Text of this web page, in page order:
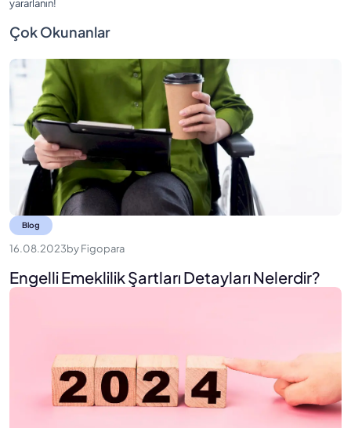
yararlanın!
Çok Okunanlar
Blog
16.08.2023byFigopara
Engelli Emeklilik Şartları Detayları Nelerdir?